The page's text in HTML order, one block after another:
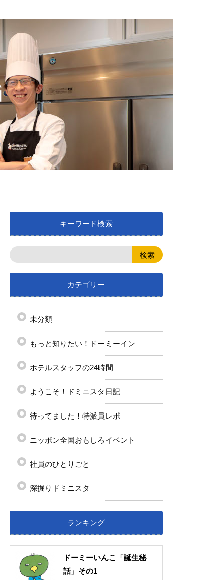
キーワード検索
カテゴリー
未分類
もっと知りたい！ドーミーイン
ホテルスタッフの24時間
ようこそ！ドミニスタ日記
待ってました！特派員レポ
ニッポン全国おもしろイベント
社員のひとりごと
深掘りドミニスタ
ランキング
ドーミーいんこ「誕生秘
話」その1